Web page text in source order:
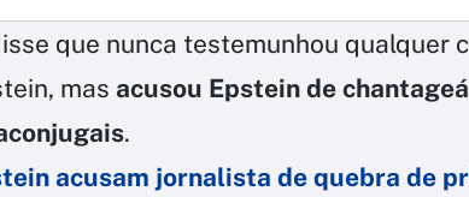
que nunca testemunhou qualquer
mas acusou Epstein de
.
acusam jornalista de quebra de